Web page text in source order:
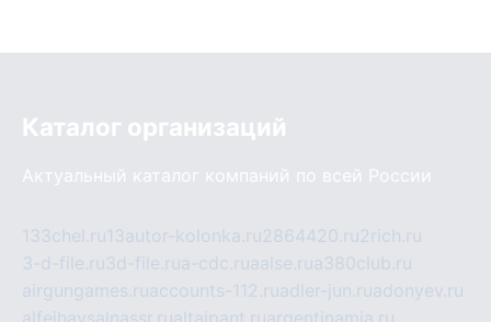
Каталог организаций
Актуальный каталог компаний по всей России
133chel.ru13autor-kolonka.ru2864420.ru2rich.ru
3-d-file.ru3d-file.rua-cdc.ruaalse.rua380club.ru
airgungames.ruaccounts-112.ruadler-jun.ruadonyev.ru
alfeihavsalnassr.rualtaipant.ruargentinamia.ru